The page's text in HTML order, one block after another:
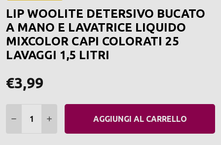
DEI
LIP WOOLITE DETERSIVO BUCATO
A MANO E LAVATRICE LIQUIDO
MIXCOLOR CAPI COLORATI 25
LAVAGGI 1,5 LITRI
€3,99
DIMINUIRE QUANTITÀ:
AUMENTARE QUANTITÀ:
AGGIUNGI AL CARRELLO